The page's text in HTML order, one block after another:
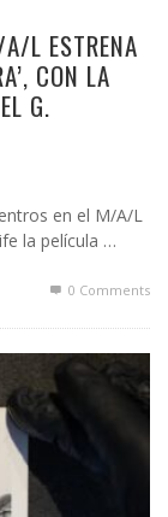
L ESTRENA
CON LA
G.
en el M/A/L
la película …
0 Comments